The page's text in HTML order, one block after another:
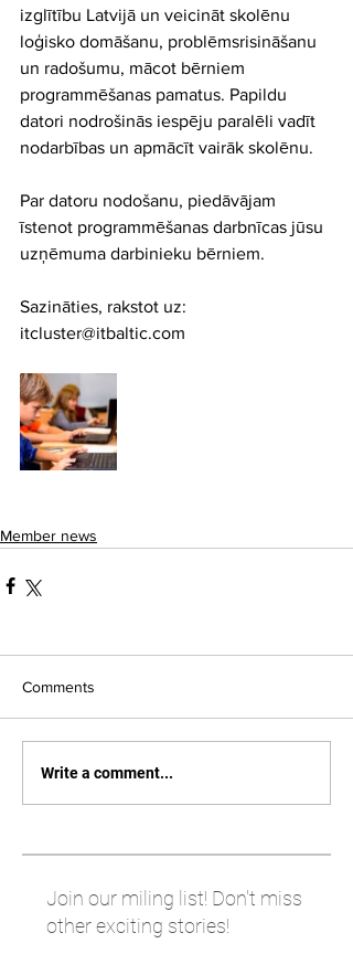
izglītību Latvijā un veicināt skolēnu
loģisko domāšanu, problēmsrisināšanu
un radošumu, mācot bērniem
programmēšanas pamatus. Papildu
datori nodrošinās iespēju paralēli vadīt
nodarbības un apmācīt vairāk skolēnu.
Par datoru nodošanu, piedāvājam
īstenot programmēšanas darbnīcas jūsu
uzņēmuma darbinieku bērniem.
Sazināties, rakstot uz:
itcluster@itbaltic.com
Member news
Comments
Write a comment...
Join our miling list! Don't miss
other exciting stories!